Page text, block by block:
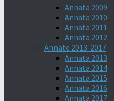
Annata 2009
Annata 2010
Annata 2011
Annata 2012
Annate 2013-2017
Annata 2013
Annata 2014
Annata 2015
Annata 2016
Annata 2017